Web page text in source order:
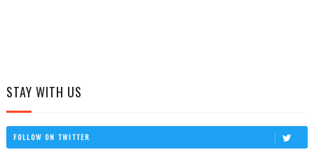
STAY WITH US
FOLLOW ON TWITTER